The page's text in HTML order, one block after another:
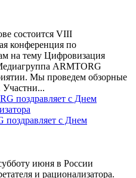
состоится VIII
конференция по
на тему Цифровизация
ARMTORG
Мы проведем обзорные
Участни...
с Днем
июня в России
и рационализатора.